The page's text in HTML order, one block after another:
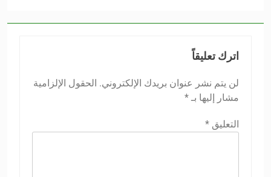
اترك تعليقاً
لن يتم نشر عنوان بريدك الإلكتروني. الحقول الإلزامية
مشار إليها بـ *
التعليق *